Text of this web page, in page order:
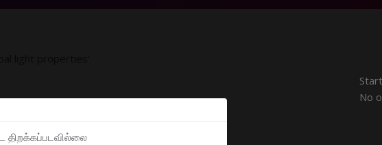
திறக்கப்படவில்லை
No